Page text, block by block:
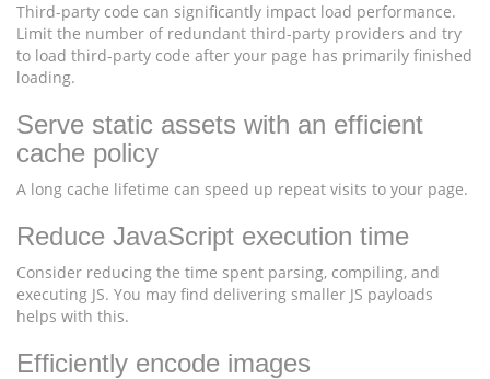
Third-party code can significantly impact load performance.
Limit the number of redundant third-party providers and try
to load third-party code after your page has primarily finished
loading.
Serve static assets with an efficient
cache policy
A long cache lifetime can speed up repeat visits to your page.
Reduce JavaScript execution time
Consider reducing the time spent parsing, compiling, and
executing JS. You may find delivering smaller JS payloads
helps with this.
Efficiently encode images